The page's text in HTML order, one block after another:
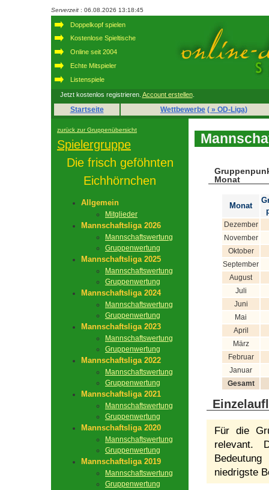
Serverzeit : 06.08.2026 13:18:45
Doppelkopf spielen
Kostenlose Spieltische
Online seit 2004
Echte Mitspieler
Listenspiele
Jetzt kostenlos registrieren. Account erstellen.
Startseite Wettbewerbe ( » OD-Liga)
zurück zur Gruppenübersicht
Spielergruppe
Die frisch geföhnten
Eichhörnchen
Allgemein
Mitglieder
Mannschaftsliga 2026
Mannschaftswertung
Gruppenwertung
Mannschaftsliga 2025
Mannschaftswertung
Gruppenwertung
Mannschaftsliga 2024
Mannschaftswertung
Gruppenwertung
Mannschaftsliga 2023
Mannschaftswertung
Gruppenwertung
Mannschaftsliga 2022
Mannschaftswertung
Gruppenwertung
Mannschaftsliga 2021
Mannschaftswertung
Gruppenwertung
Mannschaftsliga 2020
Mannschaftswertung
Gruppenwertung
Mannschaftsliga 2019
Mannschaftswertung
Gruppenwertung
Monat
Monat
Dezember
November
Oktober
September
August
Juli
Juni
Mai
April
März
Februar
Januar
Gesamt
Für die
relevant.
niedrigste